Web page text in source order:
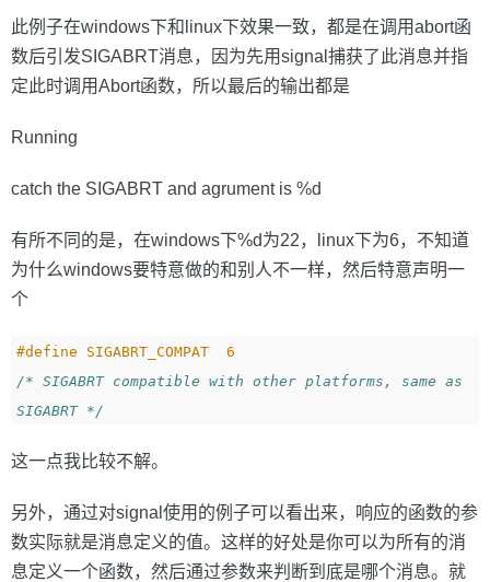
此例子在windows下和linux下效果一致，都是在调用abort函
数后引发SIGABRT消息，因为先用signal捕获了此消息并指
定此时调用Abort函数，所以最后的输出都是
Running
catch the SIGABRT and agrument is %d
有所不同的是，在windows下%d为22，linux下为6，不知道
为什么windows要特意做的和别人不一样，然后特意声明一
个
/* SIGABRT compatible with other platforms, same as
SIGABRT */
这一点我比较不解。
另外，通过对signal使用的例子可以看出来，响应的函数的参
数实际就是消息定义的值。这样的好处是你可以为所有的消
息定义一个函数，然后通过参数来判断到底是哪个消息。就